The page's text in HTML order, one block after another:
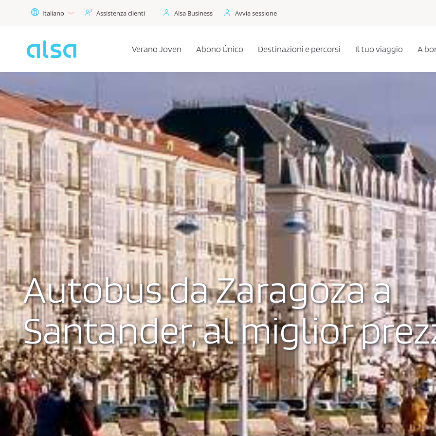
Skip to Main Content
Italiano Assistenza clienti Alsa Business Avvia sessione
Verano Joven Abono Único Destinazioni e percorsi Il tuo viaggio A
Autobus da Zaragoza a
Santander, al miglior